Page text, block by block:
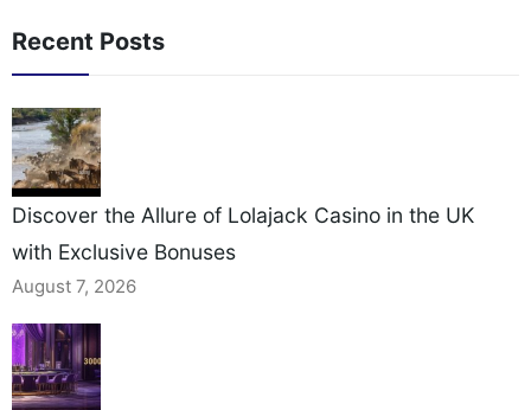
Recent Posts
Discover the Allure of Lolajack Casino in the UK
with Exclusive Bonuses
August 7, 2026